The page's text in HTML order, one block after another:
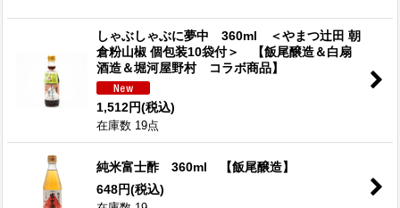
しゃぶしゃぶに夢中 360ml ＜やまつ辻田 朝
倉粉山椒 個包装10袋付＞ 【飯尾醸造＆白扇
酒造＆堀河屋野村 コラボ商品】
1,512円(税込)
在庫数 19点
純米富士酢 360ml 【飯尾醸造】
648円(税込)